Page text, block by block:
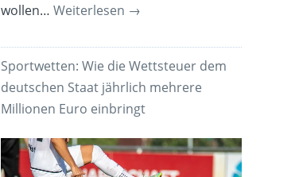
wollen…Weiterlesen →
Sportwetten: Wie die Wettsteuer dem
deutschen Staat jährlich mehrere
Millionen Euro einbringt